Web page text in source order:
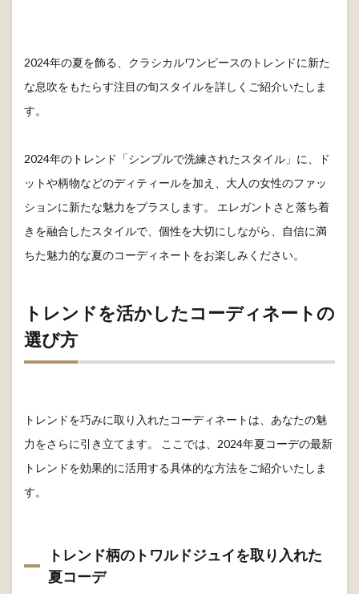
2024年の夏を飾る、クラシカルワンピースのトレンドに新た
な息吹をもたらす注目の旬スタイルを詳しくご紹介いたしま
す。
2024年のトレンド「シンプルで洗練されたスタイル」に、ド
ットや柄物などのディティールを加え、大人の女性のファッ
ションに新たな魅力をプラスします。 エレガントさと落ち着
きを融合したスタイルで、個性を大切にしながら、自信に満
ちた魅力的な夏のコーディネートをお楽しみください。
トレンドを活かしたコーディネートの
選び方
トレンドを巧みに取り入れたコーディネートは、あなたの魅
力をさらに引き立てます。 ここでは、2024年夏コーデの最新
トレンドを効果的に活用する具体的な方法をご紹介いたしま
す。
トレンド柄のトワルドジュイを取り入れた
夏コーデ